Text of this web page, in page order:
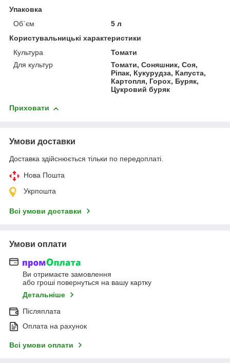
Упаковка
Об`єм
5 л
Користувальницькі характеристики
Культура
Томати
Для культур
Томати, Соняшник, Соя,
Ріпак, Кукурудза, Капуста,
Картопля, Горох, Буряк,
Цукровий буряк
Приховати
Умови доставки
Доставка здійснюється тільки по передоплаті.
Нова Пошта
Укрпошта
Всі умови доставки
Умови оплати
Ви отримаєте замовлення
або гроші повернуться на вашу картку
Детальніше
Післяплата
Оплата на рахунок
Всі умови оплати